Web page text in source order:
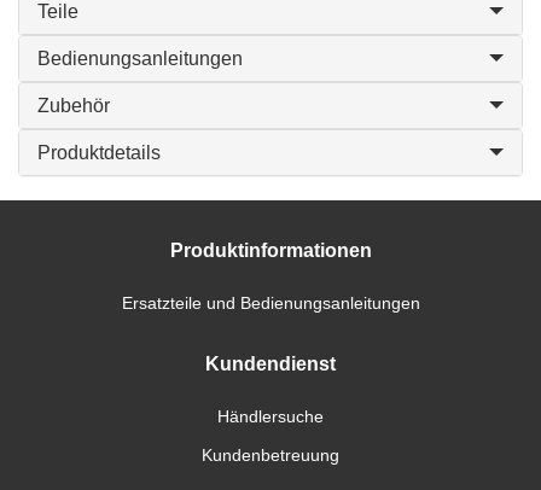
Teile
Bedienungsanleitungen
Zubehör
Produktdetails
Produktinformationen
Ersatzteile und Bedienungsanleitungen
Kundendienst
Händlersuche
Kundenbetreuung